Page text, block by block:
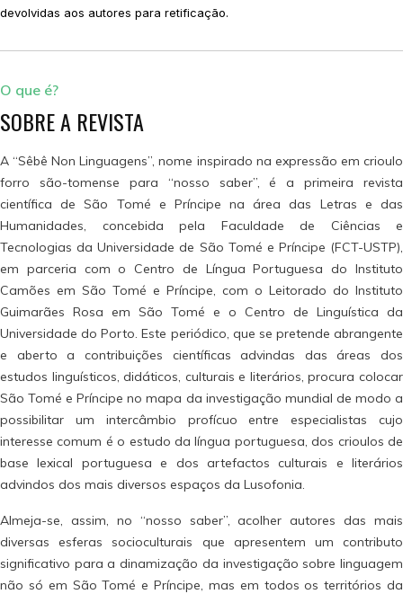
devolvidas aos autores para retificação.
O que é?
SOBRE A REVISTA
A “Sêbê Non Linguagens”, nome inspirado na expressão em crioulo
forro são-tomense para “nosso saber”, é a primeira revista
científica de São Tomé e Príncipe na área das Letras e das
Humanidades, concebida pela Faculdade de Ciências e
Tecnologias da Universidade de São Tomé e Príncipe (FCT-USTP),
em parceria com o Centro de Língua Portuguesa do Instituto
Camões em São Tomé e Príncipe, com o Leitorado do Instituto
Guimarães Rosa em São Tomé e o Centro de Linguística da
Universidade do Porto. Este periódico, que se pretende abrangente
e aberto a contribuições científicas advindas das áreas dos
estudos linguísticos, didáticos, culturais e literários, procura colocar
São Tomé e Príncipe no mapa da investigação mundial de modo a
possibilitar um intercâmbio profícuo entre especialistas cujo
interesse comum é o estudo da língua portuguesa, dos crioulos de
base lexical portuguesa e dos artefactos culturais e literários
advindos dos mais diversos espaços da Lusofonia.
Almeja-se, assim, no “nosso saber”, acolher autores das mais
diversas esferas socioculturais que apresentem um contributo
significativo para a dinamização da investigação sobre linguagem
não só em São Tomé e Príncipe, mas em todos os territórios da